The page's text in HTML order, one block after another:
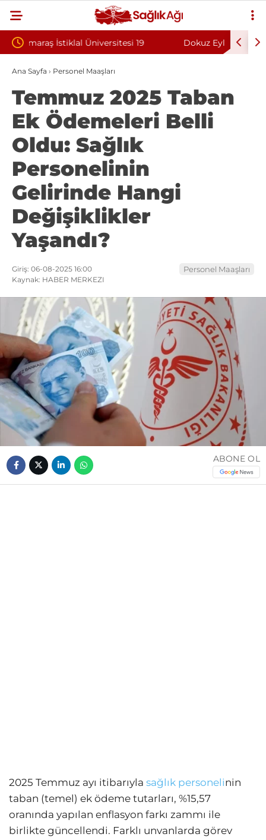
Dokuz Eylül Üniversitesi Sözleşmeli Personel
Alım İlanı Yayımlandı
Ana Sayfa › Personel Maaşları
Temmuz 2025 Taban
Ek Ödemeleri Belli
Oldu: Sağlık
Personelinin
Gelirinde Hangi
Değişiklikler
Yaşandı?
Giriş: 06-08-2025 16:00
Kaynak: HABER MERKEZI
Personel Maaşları
ABONE OL
2025 Temmuz ayı itibarıyla sağlık personelinin
taban (temel) ek ödeme tutarları, %15,57
oranında yapılan enflasyon farkı zammı ile
birlikte güncellendi. Farklı unvanlarda görev